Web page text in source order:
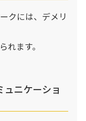
クには、デメリ
れます。
ニケーショ